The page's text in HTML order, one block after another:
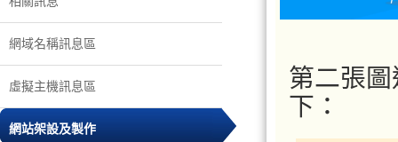
網域名稱訊息區
虛擬主機訊息區
網站架設及製作
第二張圖
下：